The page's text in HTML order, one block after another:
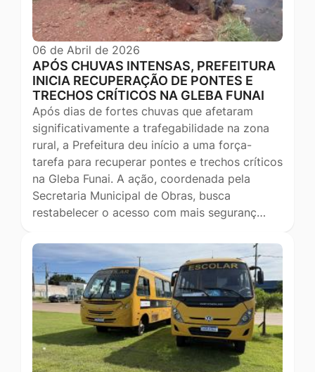
06 de Abril de 2026
APÓS CHUVAS INTENSAS, PREFEITURA
INICIA RECUPERAÇÃO DE PONTES E
TRECHOS CRÍTICOS NA GLEBA FUNAI
Após dias de fortes chuvas que afetaram
significativamente a trafegabilidade na zona
rural, a Prefeitura deu início a uma força-
tarefa para recuperar pontes e trechos críticos
na Gleba Funai. A ação, coordenada pela
Secretaria Municipal de Obras, busca
restabelecer o acesso com mais seguranç…